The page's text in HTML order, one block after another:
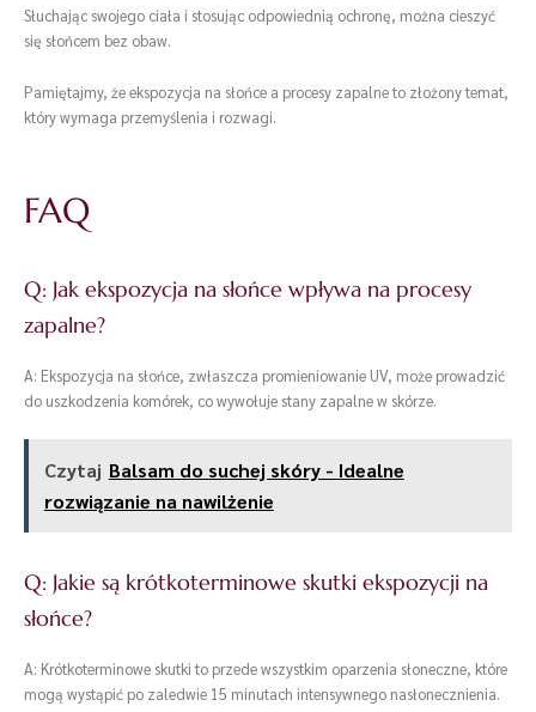
Słuchając swojego ciała i stosując odpowiednią ochronę, można cieszyć
się słońcem bez obaw.
Pamiętajmy, że ekspozycja na słońce a procesy zapalne to złożony temat,
który wymaga przemyślenia i rozwagi.
FAQ
Q: Jak ekspozycja na słońce wpływa na procesy
zapalne?
A: Ekspozycja na słońce, zwłaszcza promieniowanie UV, może prowadzić
do uszkodzenia komórek, co wywołuje stany zapalne w skórze.
Czytaj Balsam do suchej skóry - Idealne
rozwiązanie na nawilżenie
Q: Jakie są krótkoterminowe skutki ekspozycji na
słońce?
A: Krótkoterminowe skutki to przede wszystkim oparzenia słoneczne, które
mogą wystąpić po zaledwie 15 minutach intensywnego nasłonecznienia.